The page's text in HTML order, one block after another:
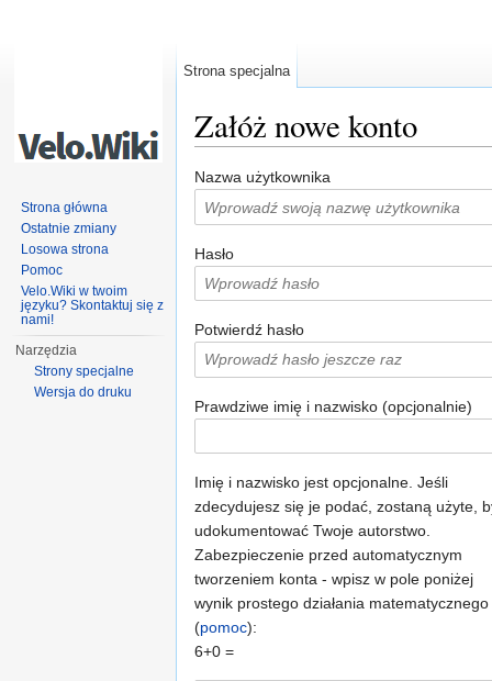
Załóż nowe konto
Nazwa użytkownika
Hasło
Potwierdź hasło
Prawdziwe imię i nazwisko (opcjonalnie)
Imię i nazwisko jest opcjonalne. Jeśli
zdecydujesz się je podać, zostaną użyte,
udokumentować Twoje autorstwo.
Zabezpieczenie przed automatycznym
tworzeniem konta - wpisz w pole poniżej
wynik prostego działania matematycznego
(pomoc):
6+0 =
Strona specjalna
Strona główna
Ostatnie zmiany
Losowa strona
Pomoc
Velo.Wiki w twoim
języku? Skontaktuj się z
nami!
Narzędzia
Strony specjalne
Wersja do druku